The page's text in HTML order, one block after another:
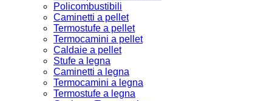
Policombustibili
Caminetti a pellet
Termostufe a pellet
Termocamini a pellet
Caldaie a pellet
Stufe a legna
Caminetti a legna
Termocamini a legna
Termostufe a legna